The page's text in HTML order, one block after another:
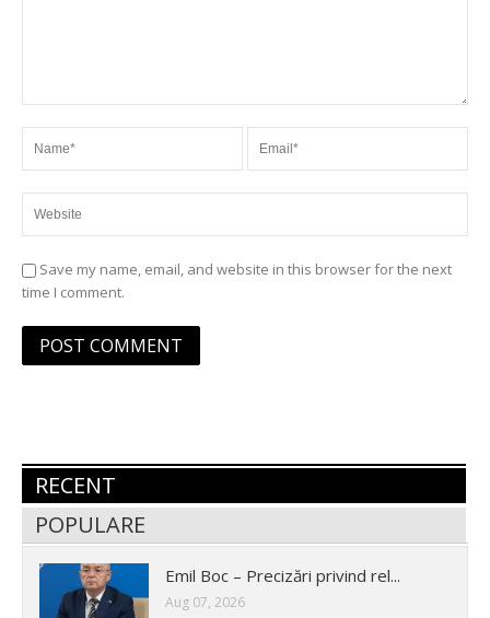
Save my name, email, and website in this browser for the next
time I comment.
RECENT
POPULARE
Emil Boc – Precizări privind rel...
Aug 07, 2026